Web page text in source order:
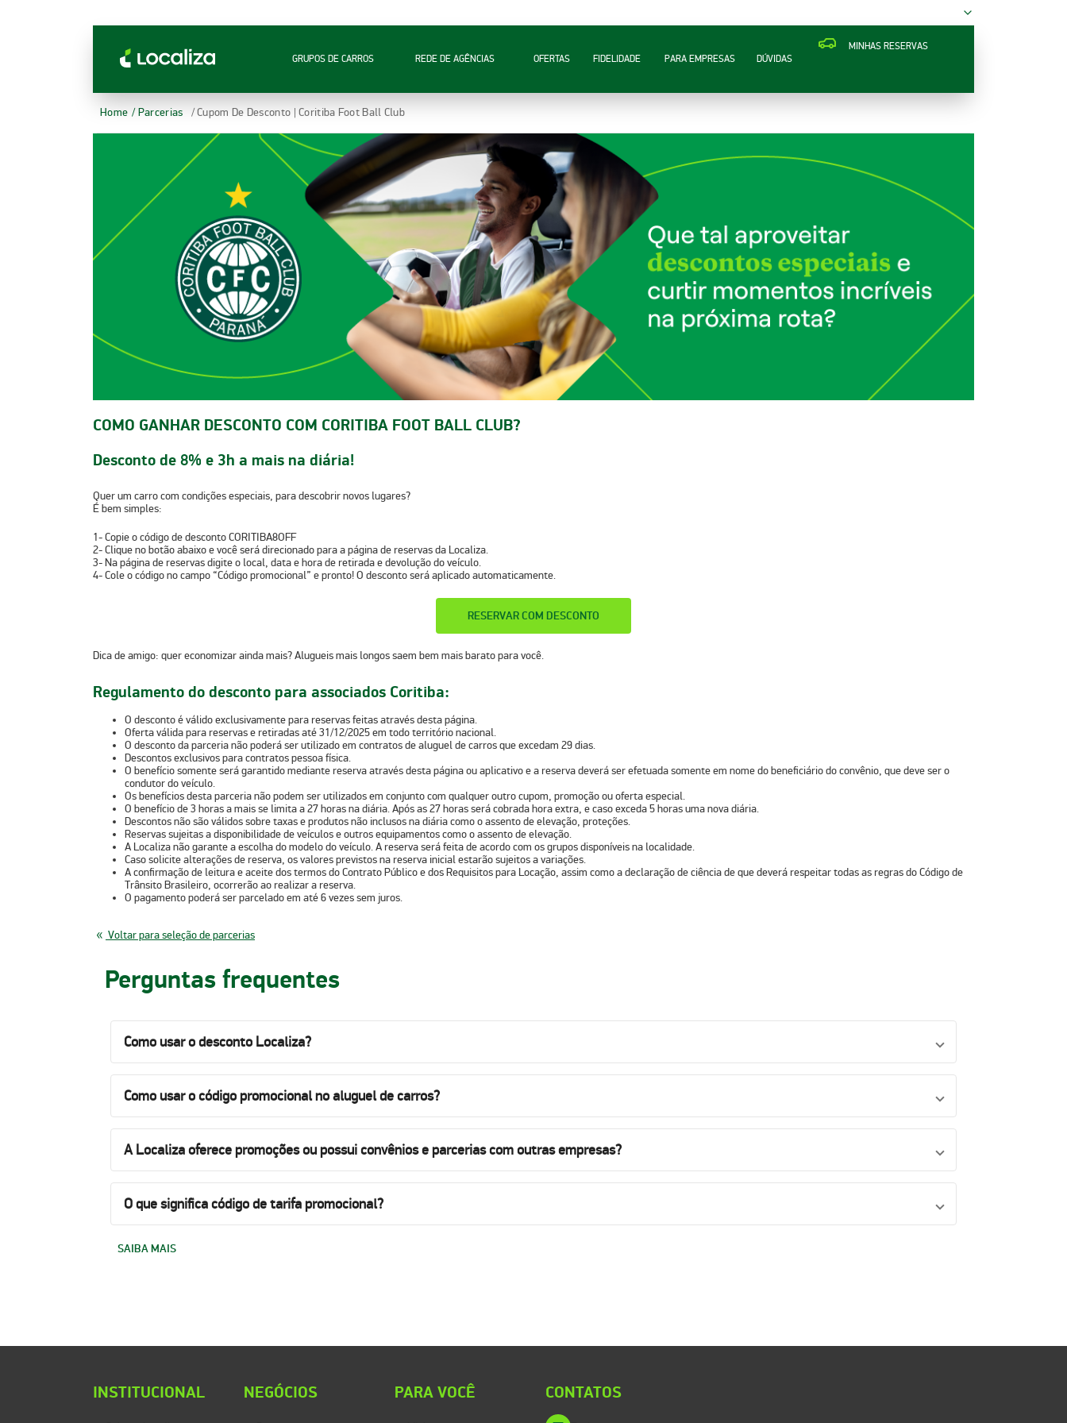
MINHAS RESERVAS
GRUPOS DE CARROS
REDE DE AGÊNCIAS OFERTAS FIDELIDADE PARA EMPRESAS DÚVIDAS
Home / Parcerias / Cupom De Desconto | Coritiba Foot Ball Club
COMO GANHAR DESCONTO COM CORITIBA FOOT BALL CLUB?
Desconto de 8% e 3h a mais na diária!
Quer um carro com condições especiais, para descobrir novos lugares?
É bem simples:
1-Copie o código de descontoCORITIBA8OFF
2-Clique no botão abaixo e você será direcionado para a página de reservas da Localiza.
3-Na página de reservas digite o local, data e hora de retirada e devolução do veículo.
4-Cole o código no campo “Código promocional” e pronto! O desconto será aplicado automaticamente.
RESERVAR COM DESCONTO
Dica de amigo: quer economizar ainda mais? Alugueis mais longos saem bem mais barato para você.
Regulamento do desconto para associados Coritiba:
⁠O desconto é válido exclusivamente para reservas feitas através desta página.
Oferta válida para reservas e retiradas até 31/12/2025 em todo território nacional.
O desconto da parceria não poderá ser utilizado em contratos de aluguel de carros que excedam 29 dias.
Descontos exclusivos para contratos pessoa física.
O benefício somente será garantido mediante reserva através desta página ou aplicativo e a reserva deverá ser efetuada somente em nome do beneficiário do convênio, que deve ser o
condutor do veículo.
Os benefícios desta parceria não podem ser utilizados em conjunto com qualquer outro cupom, promoção ou oferta especial.
O benefício de 3 horas a mais se limita a 27 horas na diária. Após as 27 horas será cobrada hora extra, e caso exceda 5 horas uma nova diária.
Descontos não são válidos sobre taxas e produtos não inclusos na diária como o assento de elevação, proteções.
Reservas sujeitas a disponibilidade de veículos e outros equipamentos como o assento de elevação.
A Localiza não garante a escolha do modelo do veículo. A reserva será feita de acordo com os grupos disponíveis na localidade.
Caso solicite alterações de reserva, os valores previstos na reserva inicial estarão sujeitos a variações.
A confirmação de leitura e aceite dos termos do Contrato Público e dos Requisitos para Locação, assim como a declaração de ciência de que deverá respeitar todas as regras do Código de
Trânsito Brasileiro, ocorrerão ao realizar a reserva.
O pagamento poderá ser parcelado em até 6 vezes sem juros.
Voltar para seleção de parcerias
Perguntas frequentes
Como usar o desconto Localiza?
Como usar o código promocional no aluguel de carros?
A Localiza oferece promoções ou possui convênios e parcerias com outras empresas?
O que significa código de tarifa promocional?
SAIBA MAIS
INSTITUCIONAL NEGÓCIOS PARA VOCÊ CONTATOS